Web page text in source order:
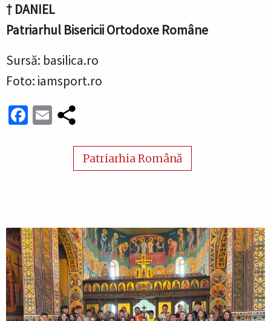
† DANIEL
Patriarhul Bisericii Ortodoxe Române
Sursă: basilica.ro
Foto: iamsport.ro
Facebook
Email
Patriarhia Română